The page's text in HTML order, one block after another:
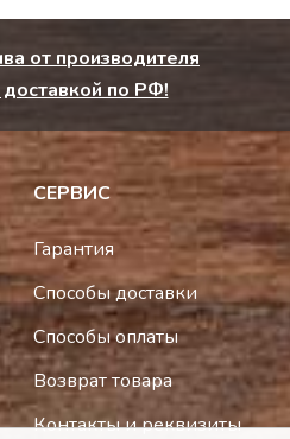
от производителя
доставкой по РФ!
СЕРВИС
Гарантия
Способы доставки
Способы оплаты
Возврат товара
Контакты и реквизиты